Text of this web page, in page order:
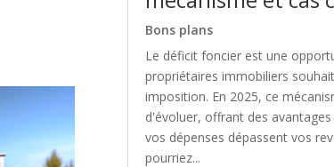
Bons plans
Le déficit foncier est une
propriétaires immobiliers
imposition. En 2025, ce
d'évoluer, offrant des avantages
vos dépenses dépassent vos
pourriez...